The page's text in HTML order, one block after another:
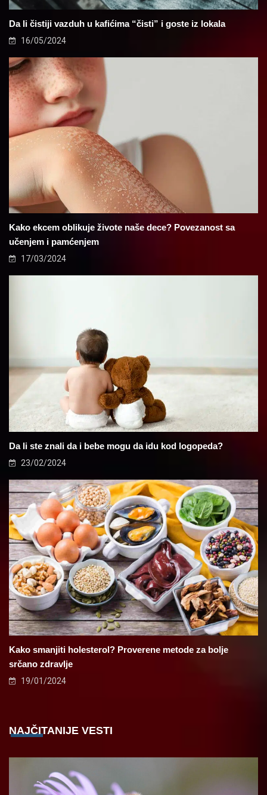
Da li čistiji vazduh u kafićima “čisti” i goste iz lokala
16/05/2024
Kako ekcem oblikuje živote naše dece? Povezanost sa
učenjem i pamćenjem
17/03/2024
Da li ste znali da i bebe mogu da idu kod logopeda?
23/02/2024
Kako smanjiti holesterol? Proverene metode za bolje
srčano zdravlje
19/01/2024
NAJČITANIJE VESTI